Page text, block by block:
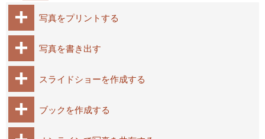
写真をプリントする
写真を書き出す
スライドショーを作成する
ブックを作成する